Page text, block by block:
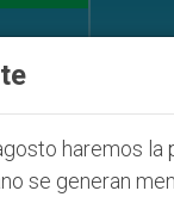
cristianos (y
haremos la
se generan